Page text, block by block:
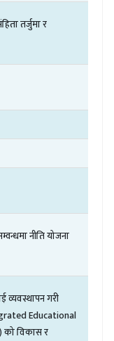
तर्जुमार
नीतियोजना
व्यवस्थापनगरी
Educational
कोविकासर